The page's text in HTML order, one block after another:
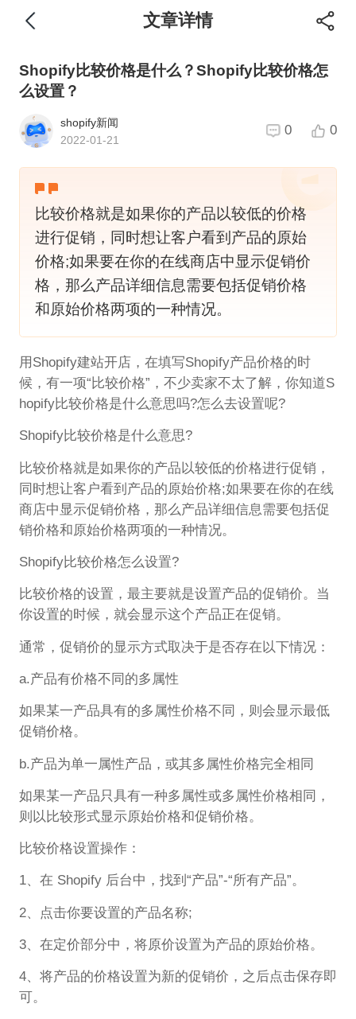
文章详情
Shopify比较价格是什么？Shopify比较价格怎
么设置？
shopify新闻
2022-01-21
0 0
比较价格就是如果你的产品以较低的价格
进行促销，同时想让客户看到产品的原始
价格;如果要在你的在线商店中显示促销价
格，那么产品详细信息需要包括促销价格
和原始价格两项的一种情况。
用Shopify建站开店，在填写Shopify产品价格的时
候，有一项“比较价格”，不少卖家不太了解，你知道S
hopify比较价格是什么意思吗?怎么去设置呢?
Shopify比较价格是什么意思?
比较价格就是如果你的产品以较低的价格进行促销，
同时想让客户看到产品的原始价格;如果要在你的在线
商店中显示促销价格，那么产品详细信息需要包括促
销价格和原始价格两项的一种情况。
Shopify比较价格怎么设置?
比较价格的设置，最主要就是设置产品的促销价。当
你设置的时候，就会显示这个产品正在促销。
通常，促销价的显示方式取决于是否存在以下情况：
a.产品有价格不同的多属性
如果某一产品具有的多属性价格不同，则会显示最低
促销价格。
b.产品为单一属性产品，或其多属性价格完全相同
如果某一产品只具有一种多属性或多属性价格相同，
则以比较形式显示原始价格和促销价格。
比较价格设置操作：
1、在 Shopify 后台中，找到“产品”-“所有产品”。
2、点击你要设置的产品名称;
3、在定价部分中，将原价设置为产品的原始价格。
4、将产品的价格设置为新的促销价，之后点击保存即
可。